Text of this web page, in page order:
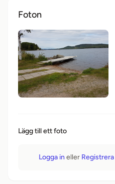
Foton
Lägg till ett foto
Logga in eller Registrera